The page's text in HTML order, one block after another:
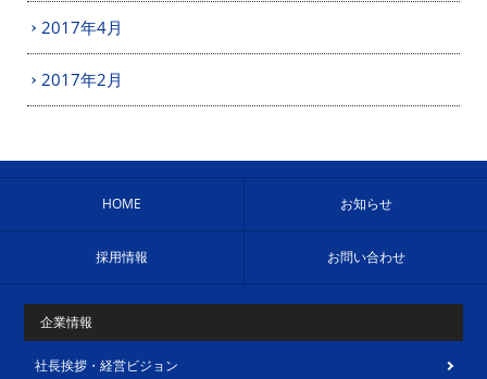
2017年4月
2017年2月
HOME お知らせ
採用情報 お問い合わせ
企業情報
社長挨拶・経営ビジョン